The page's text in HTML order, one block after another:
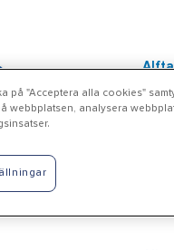
Alfta
822
på "Acceptera alla cookies"
webbplatsen, analysera